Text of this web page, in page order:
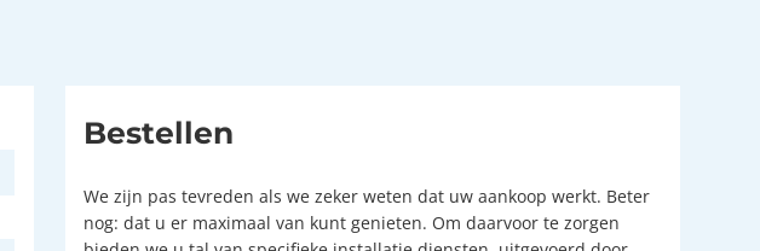
Bestellen
We zijn pas tevreden als we zeker weten dat uw aankoop werkt. Beter
nog: dat u er maximaal van kunt genieten. Om daarvoor te zorgen